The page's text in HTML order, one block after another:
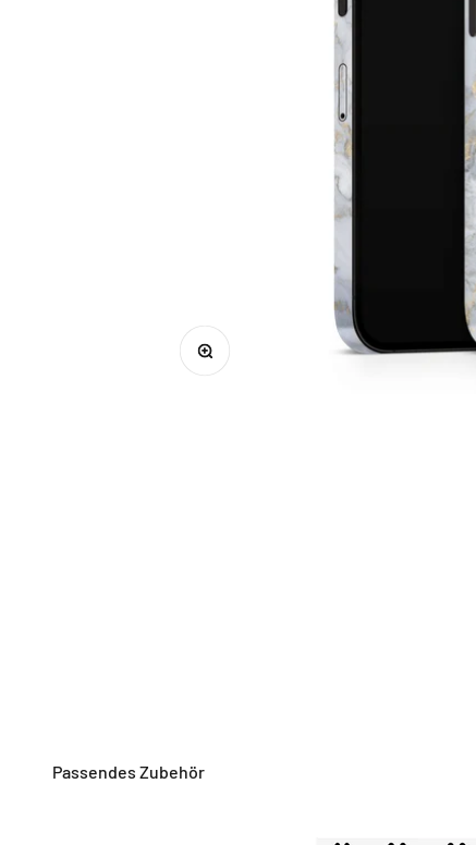
Bild vergrößern
Passendes Zubehör